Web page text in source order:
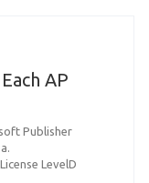
AP
Publisher
LevelD